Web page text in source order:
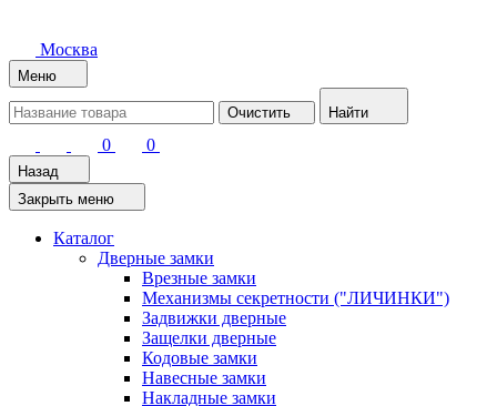
Москва
Меню
Очистить Найти
0 0
Назад
Закрыть меню
Каталог
Дверные замки
Врезные замки
Механизмы секретности ("ЛИЧИНКИ")
Задвижки дверные
Защелки дверные
Кодовые замки
Навесные замки
Накладные замки